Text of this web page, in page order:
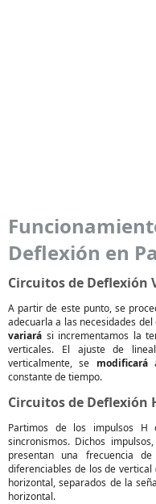
Deflexión en
Circuitos de Deflexión
A partir de este punto, se
adecuarla a las necesidades
variará si incrementamos la
verticales. El ajuste de
verticalmente, se modificará
constante de tiempo.
Circuitos de Deflexión
Partimos de los impulsos
sincronismos. Dichos
presentan una frecuencia de
diferenciables de los de vertical
horizontal, separados de la
horizontal.